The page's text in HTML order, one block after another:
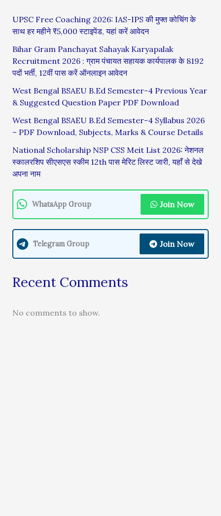
UPSC Free Coaching 2026: IAS-IPS की मुफ्त कोचिंग के
साथ हर महीने ₹5,000 स्टाइपेंड, यहां करें आवेदन
Bihar Gram Panchayat Sahayak Karyapalak
Recruitment 2026 : ग्राम पंचायत सहायक कार्यपालक के 8192
पदों भर्ती, 12वीं पास करें ऑनलाइन आवेदन
West Bengal BSAEU B.Ed Semester-4 Previous Year
& Suggested Question Paper PDF Download
West Bengal BSAEU B.Ed Semester-4 Syllabus 2026
– PDF Download, Subjects, Marks & Course Details
National Scholarship NSP CSS Meit List 2026: नेशनल
स्कालरशिप सीएसएस स्कीम 12th पास मेरिट लिस्ट जारी, यहाँ से देखे
अपना नाम
WhatsApp Group Join Now
Telegram Group Join Now
Recent Comments
No comments to show.